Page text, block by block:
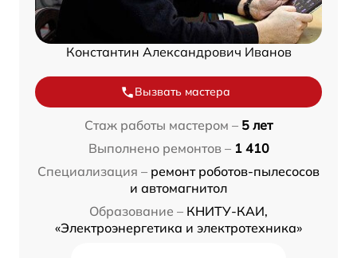
Константин Александрович Иванов
Вызвать мастера
Стаж работы мастером – 5 лет
Выполнено ремонтов – 1 410
Специализация – ремонт роботов-пылесосов
и автомагнитол
Образование – КНИТУ-КАИ,
«Электроэнергетика и электротехника»